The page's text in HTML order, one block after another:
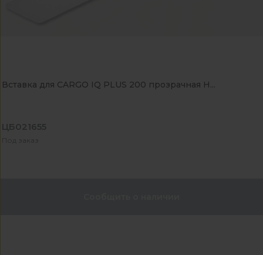
Вставка для CARGO IQ PLUS 200 прозрачная H...
ЦБ021655
Под заказ